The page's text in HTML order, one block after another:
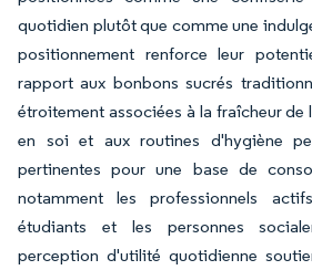
quotidien plutôt que comme une
positionnement renforce leur
rapport aux bonbons sucrés
étroitement associées à la fraîcheur de
en soi et aux routines d'hygiène
pertinentes pour une base de
notamment les professionnels
étudiants et les personnes
perception d'utilité quotidienne